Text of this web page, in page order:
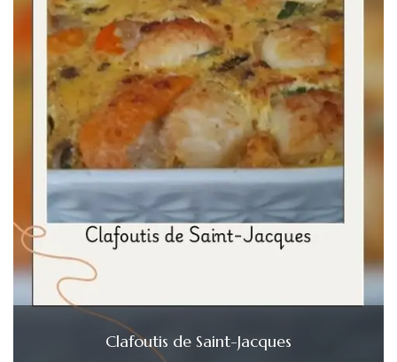
Clafoutis de Saint-Jacques